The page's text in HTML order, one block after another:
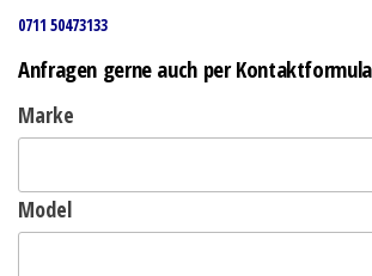
0711 50473133
Anfragen gerne auch per
Marke
Model